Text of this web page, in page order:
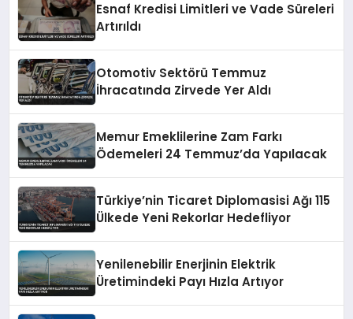
Esnaf Kredisi Limitleri ve Vade Süreleri
Artırıldı
Otomotiv Sektörü Temmuz
İhracatında Zirvede Yer Aldı
Memur Emeklilerine Zam Farkı
Ödemeleri 24 Temmuz’da Yapılacak
Türkiye’nin Ticaret Diplomasisi Ağı 115
Ülkede Yeni Rekorlar Hedefliyor
Yenilenebilir Enerjinin Elektrik
Üretimindeki Payı Hızla Artıyor